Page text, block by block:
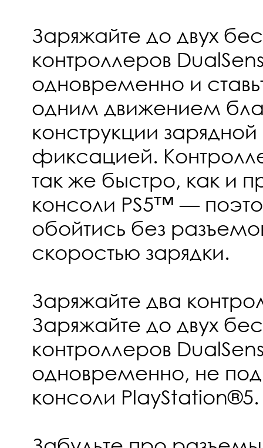
Заряжайте до двух
контроллеров
одновременно и
одним движением
конструкции
фиксацией.
так же быстро, как и
консоли PS5™ —
обойтись без
скоростью зарядки.
Заряжайте два
Заряжайте до двух
контроллеров
одновременно, не
консоли PlayStation®5.